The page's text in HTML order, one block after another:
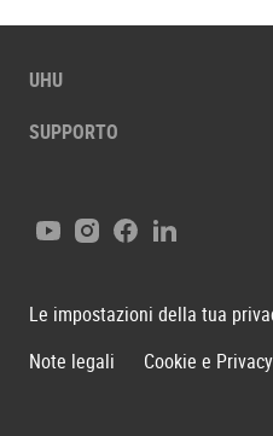
UHU
SUPPORTO
YoutubeInstagram
Facebook
LinkedIn
Le impostazioni della tua
Note legali
Cookie e